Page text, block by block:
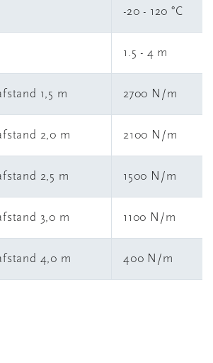
-20 - 120 °C
1.5 - 4 m
1,5 m 2700 N/m
2,0 m 2100 N/m
2,5 m 1500 N/m
3,0 m 1100 N/m
4,0 m 400 N/m